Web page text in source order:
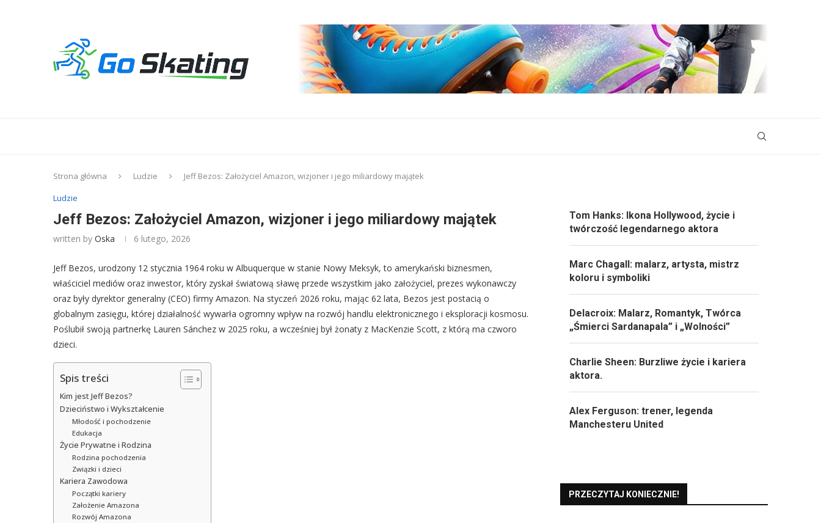
Strona główna Ludzie
Jeff Bezos: Założyciel Amazon, wizjoner i jego miliardowy majątek
Ludzie
Jeff Bezos: Założyciel Amazon, wizjoner i jego miliardowy majątek
written by Oska 6 lutego, 2026
Jeff Bezos, urodzony 12 stycznia 1964 roku w Albuquerque w stanie Nowy Meksyk, to amerykański biznesmen,
właściciel mediów oraz inwestor, który zyskał światową sławę przede wszystkim jako założyciel, prezes wykonawczy
oraz były dyrektor generalny (CEO) firmy Amazon. Na styczeń 2026 roku, mając 62 lata, Bezos jest postacią o
globalnym zasięgu, której działalność wywarła ogromny wpływ na rozwój handlu elektronicznego i eksploracji kosmosu.
Poślubił swoją partnerkę Lauren Sánchez w 2025 roku, a wcześniej był żonaty z MacKenzie Scott, z którą ma czworo
dzieci.
Spis treści
Kim jest Jeff Bezos?
Dzieciństwo i Wykształcenie
Młodość i pochodzenie
Edukacja
Życie Prywatne i Rodzina
Rodzina pochodzenia
Związki i dzieci
Kariera Zawodowa
Początki kariery
Założenie Amazona
Rozwój Amazona
Tom Hanks: Ikona Hollywood, życie i
twórczość legendarnego aktora
Marc Chagall: malarz, artysta, mistrz
koloru i symboliki
Delacroix: Malarz, Romantyk, Twórca
„Śmierci Sardanapala” i „Wolności”
Charlie Sheen: Burzliwe życie i kariera
aktora.
Alex Ferguson: trener, legenda
Manchesteru United
PRZECZYTAJ KONIECZNIE!